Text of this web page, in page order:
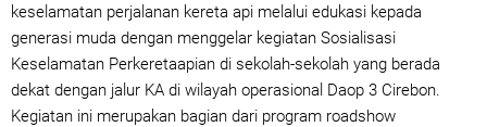
keselamatan perjalanan kereta api melalui edukasi kepada
generasi muda dengan menggelar kegiatan Sosialisasi
Keselamatan Perkeretaapian di sekolah-sekolah yang berada
dekat dengan jalur KA di wilayah operasional Daop 3 Cirebon.
Kegiatan ini merupakan bagian dari program roadshow